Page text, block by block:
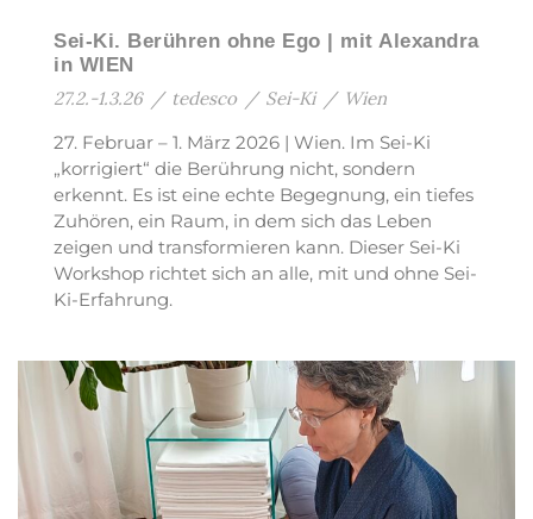
Sei-Ki. Berühren ohne Ego | mit Alexandra
in WIEN
27.2.-1.3.26 / tedesco / Sei-Ki / Wien
27. Februar – 1. März 2026 | Wien. Im Sei-Ki
„korrigiert“ die Berührung nicht, sondern
erkennt. Es ist eine echte Begegnung, ein tiefes
Zuhören, ein Raum, in dem sich das Leben
zeigen und transformieren kann. Dieser Sei-Ki
Workshop richtet sich an alle, mit und ohne Sei-
Ki-Erfahrung.